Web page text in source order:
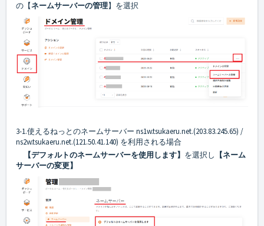
の【ネームサーバーの管理】を選択
3-1.使えるねっとのネームサーバー ns1w.tsukaeru.net.(203.83.245.65) /
ns2w.tsukaeru.net.(121.50.41.140) を利用される場合
【デフォルトのネームサーバーを使用します】 を選択し
【ネーム
サーバーの変更】